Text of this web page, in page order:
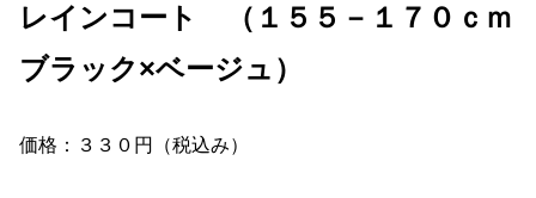
レインコート （１５５－１７０ｃｍ
ブラック×ベージュ）
価格：３３０円（税込み）